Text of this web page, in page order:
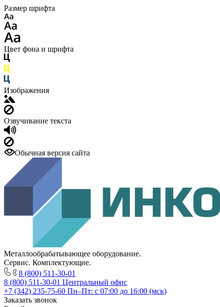
Размер шрифта
Цвет фона и шрифта
Изображения
Озвучивание текста
Обычная версия сайта
Металлообрабатывающее оборудование.
Сервис. Комплектующие.
8 (800) 511-30-01
8 (800) 511-30-01 Центральный офис
+7 (342) 235-75-60 Пн–Пт: с 07:00 до 16:00 (мск)
Заказать звонок